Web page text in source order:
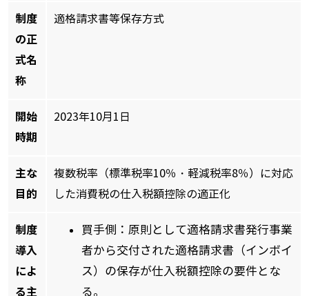
制度
の正
式名
称
適格請求書等保存方式
開始
時期
2023年10月1日
主な
目的
複数税率（標準税率10％・軽減税率8％）に対応
した消費税の仕入税額控除の適正化
制度
導入
によ
る主
買手側：原則として適格請求書発行事業
者から交付された適格請求書（インボイ
ス）の保存が仕入税額控除の要件とな
る。